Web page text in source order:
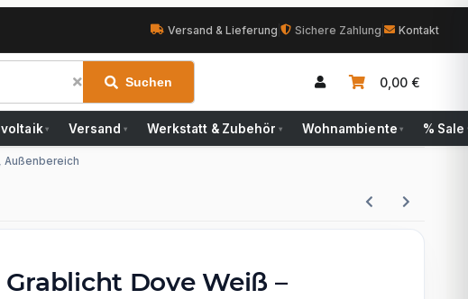
Versand & Lieferung Sichere Zahlung Kontakt
Suchen 0,00 €
▾ Versand ▾ Werkstatt & Zubehör ▾ Wohnambiente ▾ % Sale
Außenbereich
Grablicht Dove Weiß –